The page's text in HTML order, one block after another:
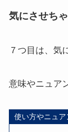
気にさせち
７つ目は、気
意味やニュア
使い方やニュア